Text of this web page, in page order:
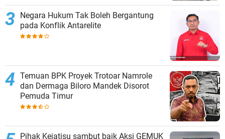
Negara Hukum Tak Boleh Bergantung
pada Konflik Antarelite
Temuan BPK Proyek Trotoar Namrole
dan Dermaga Biloro Mandek Disorot
Pemuda Timur
Pihak Kejatisu sambut baik Aksi GEMUK